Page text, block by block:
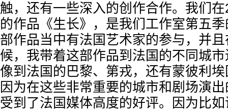
触，还有一些深入的创作合作。我们
的作品《生长》，是我们工作室第五
部作品当中有法国艺术家的参与，并
候，我带着这部作品到法国的不同城
像到法国的巴黎、第戎，还有蒙彼利
因为在这些非常重要的城市和剧场演
受到了法国媒体高度的好评。因为比